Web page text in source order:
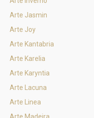
Arte Jasmin
Arte Joy
Arte Kantabria
Arte Karelia
Arte Karyntia
Arte Lacuna
Arte Linea